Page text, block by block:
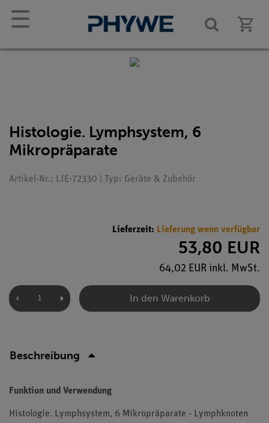
☰
Histologie. Lymphsystem, 6
Mikropräparate
Artikel-Nr.: LIE-72330 | Typ: Geräte & Zubehör
Lieferzeit: Lieferung wenn verfügbar
53,80 EUR
64,02 EUR inkl. MwSt.
In den Warenkorb
Beschreibung
Funktion und Verwendung
Histologie. Lymphsystem, 6 Mikropräparate - Lymphknoten